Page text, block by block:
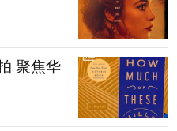
聚焦华